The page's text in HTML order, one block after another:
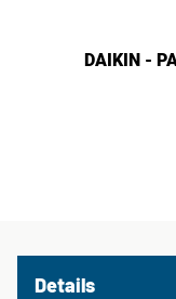
DAIKIN -
Details